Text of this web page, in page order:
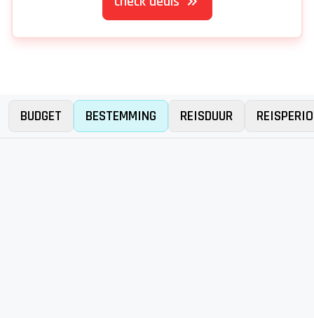
BUDGET BESTEMMING REISDUUR